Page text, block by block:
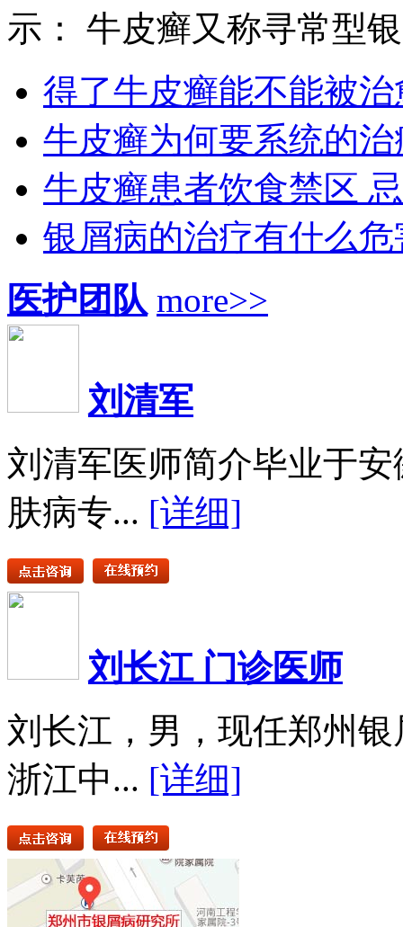
示： 牛皮癣又称寻常型
得了牛皮癣能不能被治
牛皮癣为何要系统的治
牛皮癣患者饮食禁区
银屑病的治疗有什么危
医护团队 more>>
刘清军
刘清军医师简介毕业于
肤病专... [详细]
刘长江 门诊医师
刘长江，男，现任郑州
浙江中... [详细]